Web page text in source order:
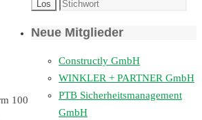
100
Neue Mitglieder
Constructly GmbH
WINKLER + PARTNER GmbH
PTB Sicherheitsmanagement
GmbH